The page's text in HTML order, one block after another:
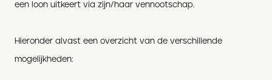
een loon uitkeert via zijn/haar vennootschap.
Hieronder alvast een overzicht van de verschillende
mogelijkheden: